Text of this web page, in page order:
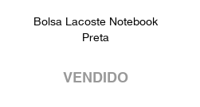
Bolsa Lacoste Notebook
Preta
VENDIDO